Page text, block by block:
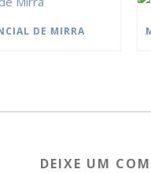
DE MIRRA
DEIXE UM